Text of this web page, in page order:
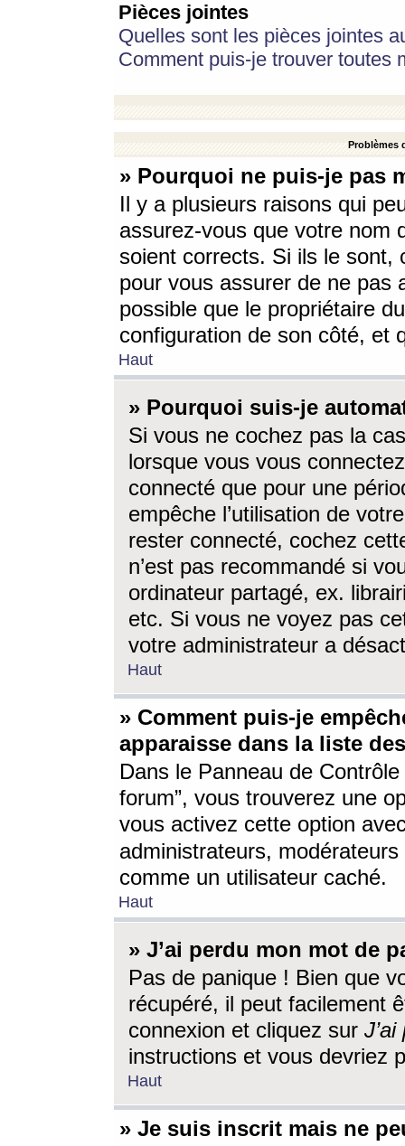
Pièces jointes
Quelles sont les pièces jointes
Comment puis-je trouver toutes
Problèmes
» Pourquoi ne puis-je pas
Il y a plusieurs raisons qui
assurez-vous que votre nom
soient corrects. Si ils le sont,
pour vous assurer de ne pas
possible que le propriétaire
configuration de son côté, et
Haut
» Pourquoi suis-je
Si vous ne cochez pas la
lorsque vous vous
connecté que pour une
empêche l’utilisation de
rester connecté, cochez
n’est pas recommandé si
ordinateur partagé, ex.
etc. Si vous ne voyez pas
votre administrateur a
Haut
» Comment puis-je
apparaisse dans la liste
Dans le Panneau de
forum”, vous trouverez une
vous activez cette option
administrateurs,
comme un utilisateur caché.
Haut
» J’ai perdu mon mot de
Pas de panique ! Bien que
récupéré, il peut facilement
connexion et cliquez sur
instructions et vous devriez
Haut
» Je suis inscrit mais ne